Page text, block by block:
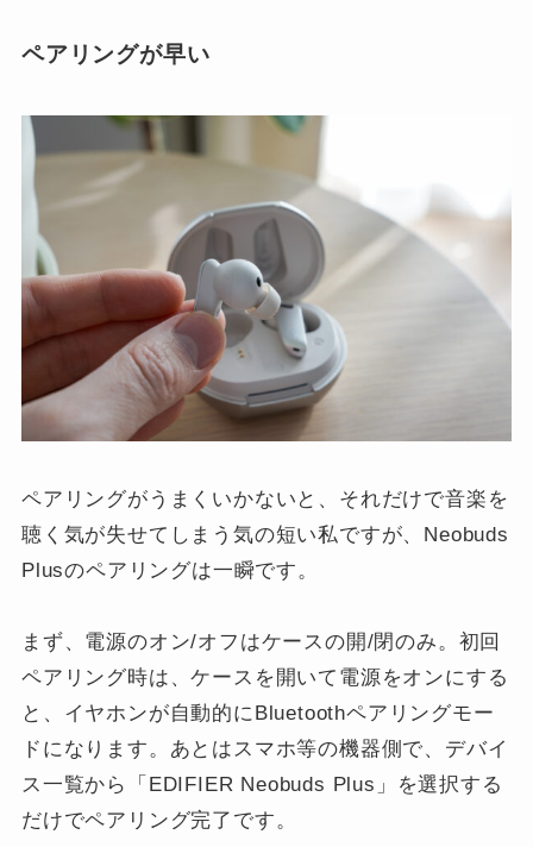
ペアリングが早い
ペアリングがうまくいかないと、それだけで音楽を
聴く気が失せてしまう気の短い私ですが、Neobuds
Plusのペアリングは一瞬です。
まず、電源のオン/オフはケースの開/閉のみ。初回
ペアリング時は、ケースを開いて電源をオンにする
と、イヤホンが自動的にBluetoothペアリングモー
ドになります。あとはスマホ等の機器側で、デバイ
ス一覧から「EDIFIER Neobuds Plus」を選択する
だけでペアリング完了です。